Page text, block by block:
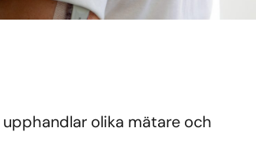
olika mätare och